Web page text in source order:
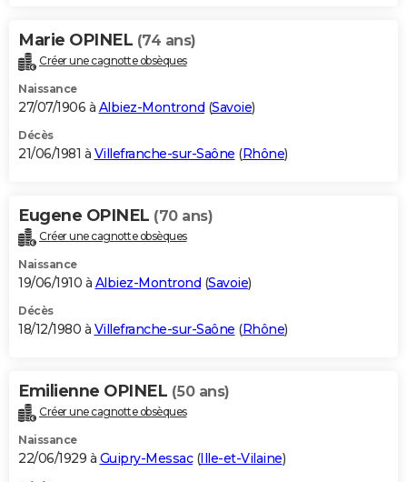
Marie OPINEL (74 ans)
Créer une cagnotte obsèques
Naissance
27/07/1906 à Albiez-Montrond (Savoie)
Décès
21/06/1981 à Villefranche-sur-Saône (Rhône)
Eugene OPINEL (70 ans)
Créer une cagnotte obsèques
Naissance
19/06/1910 à Albiez-Montrond (Savoie)
Décès
18/12/1980 à Villefranche-sur-Saône (Rhône)
Emilienne OPINEL (50 ans)
Créer une cagnotte obsèques
Naissance
22/06/1929 à Guipry-Messac(Ille-et-Vilaine)